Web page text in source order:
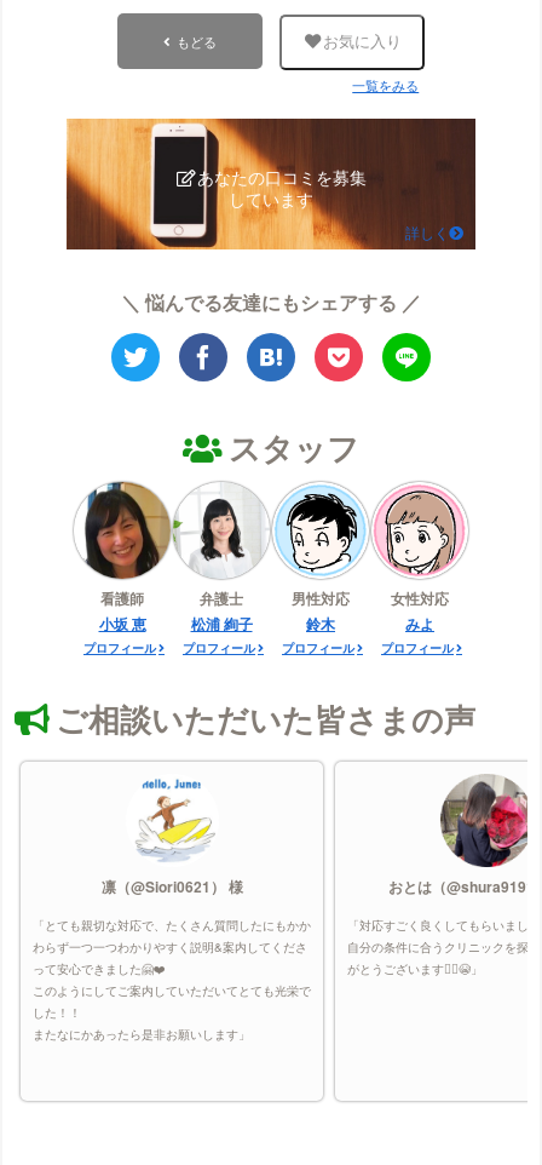
もどる お気に入り
一覧をみる
あなたの口コミを募集
しています
詳しく
＼ 悩んでる友達にもシェアする ／
スタッフ
看護師
小坂 恵
プロフィール
弁護士
松浦 絢子
プロフィール
男性対応
鈴木
プロフィール
女性対応
みよ
プロフィール
ご相談いただいた皆さまの声
凛（@Siori0621） 様
「とても親切な対応で、たくさん質問したにもかか
わらず一つ一つわかりやすく説明&案内してくださ
って安心できました🤗❤️
このようにしてご案内していただいてとても光栄で
した！！
またなにかあったら是非お願いします」
おとは（
「対応すごく良くしてもらいまし
自分の条件に合うクリニックを探
がとうございます🙇‍♀️😭」